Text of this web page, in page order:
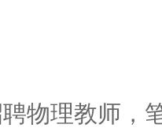
物理教师，